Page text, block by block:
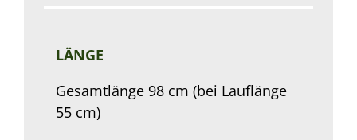
LÄNGE
Gesamtlänge 98 cm (bei Lauflänge
55 cm)